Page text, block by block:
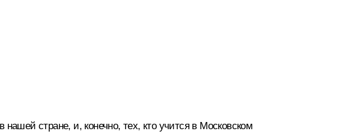
стране, и, конечно, тех, кто учится в Московском